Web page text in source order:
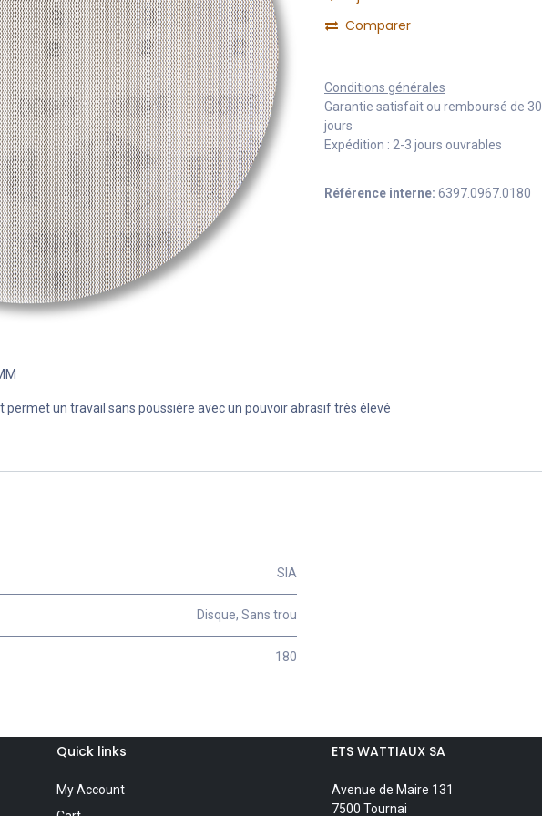
Comparer
Conditions générales
Garantie satisfait ou remboursé de 30
jours
Expédition : 2-3 jours ouvrables
Référence interne: 6397.0967.0180
un travail sans poussière avec un pouvoir abrasif très élevé
SIA
Disque, Sans trou
180
Quick links
My Account
ETS WATTIAUX SA
Avenue de Maire 131
7500 Tournai